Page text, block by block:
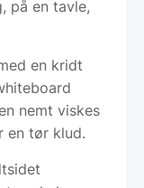
på en tavle,
en kridt
nemt viskes
en tør klud.